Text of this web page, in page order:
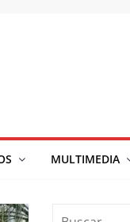
MULTIMEDIA